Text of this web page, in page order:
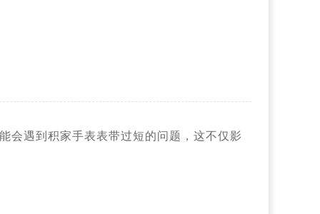
遇到积家手表表带过短的问题，这不仅影